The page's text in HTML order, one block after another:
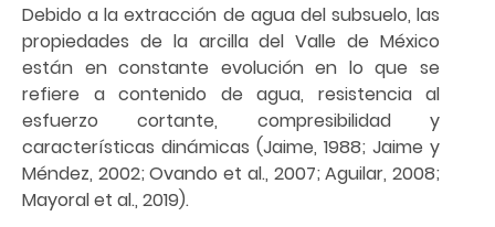
Debido a la extracción de agua del subsuelo, las
propiedades de la arcilla del Valle de México
están en constante evolución en lo que se
refiere a contenido de agua, resistencia al
esfuerzo cortante, compresibilidad y
características dinámicas (Jaime, 1988; Jaime y
Méndez, 2002; Ovando et al., 2007; Aguilar, 2008;
Mayoral et al., 2019).